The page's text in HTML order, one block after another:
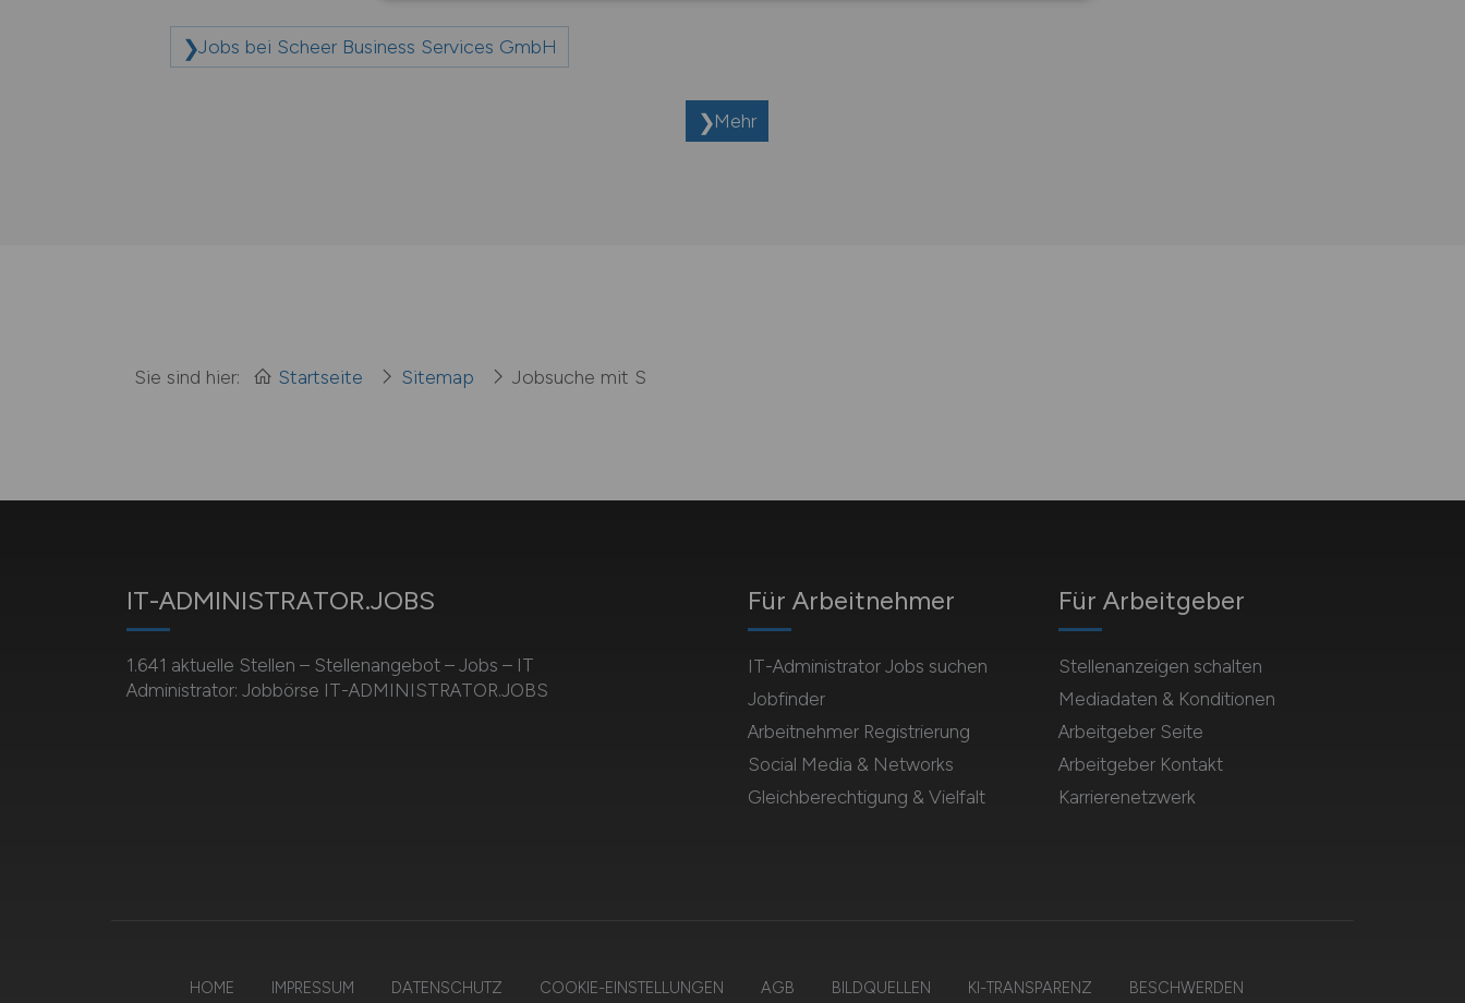
Jobs bei Scheer Business Services GmbH
Mehr
Sie sind hier: Startseite Sitemap Jobsuche mit S
IT-ADMINISTRATOR.JOBS
1.641 aktuelle Stellen – Stellenangebot – Jobs – IT
Administrator: Jobbörse IT-ADMINISTRATOR.JOBS
Für Arbeitnehmer
IT-Administrator Jobs suchen
Jobfinder
Arbeitnehmer Registrierung
Social Media & Networks
Gleichberechtigung & Vielfalt
Für Arbeitgeber
Stellenanzeigen schalten
Mediadaten & Konditionen
Arbeitgeber Seite
Arbeitgeber Kontakt
Karrierenetzwerk
HOME IMPRESSUM DATENSCHUTZ COOKIE-EINSTELLUNGEN AGB BILDQUELLEN KI-TRANSPARENZ
BESCHWERDEN